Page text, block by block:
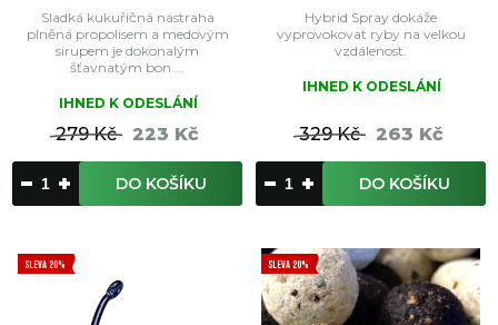
Sladká kukuřičná nástraha
plněná propolisem a medovým
sirupem je dokonalým
šťavnatým bon ...
IHNED K ODESLÁNÍ
279 Kč 223 Kč
DO KOŠÍKU
Hybrid Spray dokáže
vyprovokovat ryby na velkou
vzdálenost.
IHNED K ODESLÁNÍ
329 Kč 263 Kč
DO KOŠÍKU
SLEVA 20% SLEVA 20%